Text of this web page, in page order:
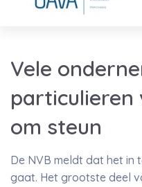
Vele
particulieren
om steun
De NVB meldt dat het in
gaat. Het grootste deel